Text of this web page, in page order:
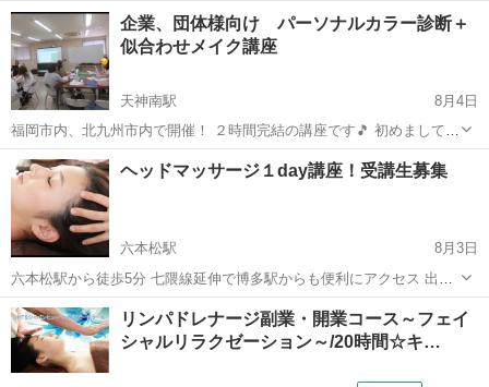
ワックス講座を開催します🫧 お顔の産毛や古い角質をやさしく取り除
き、 お肌を明るく、なめらかな印象へ導く フェイシャルワックス。
施術後の...
福岡 福岡市 博多駅 スキンケア
企業、団体様向け パーソナルカラー診断＋
似合わせメイク講座
天神南駅
8月4日
福岡市内、北九州市内で開催！ ２時間完結の講座です🎵 初めまして✨
Freedom代表のMiyukiです☺️ 主に企業や様々なグループに対して 色々
と講座を開催しています✨✨ こんな団体におすすめです♪⬇️ ✅イベン
ト...
福岡 福岡市 天神南駅 その他 パーソナルカラー
ヘッドマッサージ１day講座！受講生募集
六本松駅
8月3日
六本松駅から徒歩5分 七隈線延伸で博多駅からも便利にアクセス 出来
るようになりました ★★ハレホオラで人気のヘッドマッサージを１日
で取得出来ます★★ ストレス・快眠・頭痛・眼精疲労・首こり...
福岡 福岡市 六本松駅 マッサージ
リンパドレナージ副業・開業コース～フェイ
シャルリラクゼーション～/20時間☆キ…